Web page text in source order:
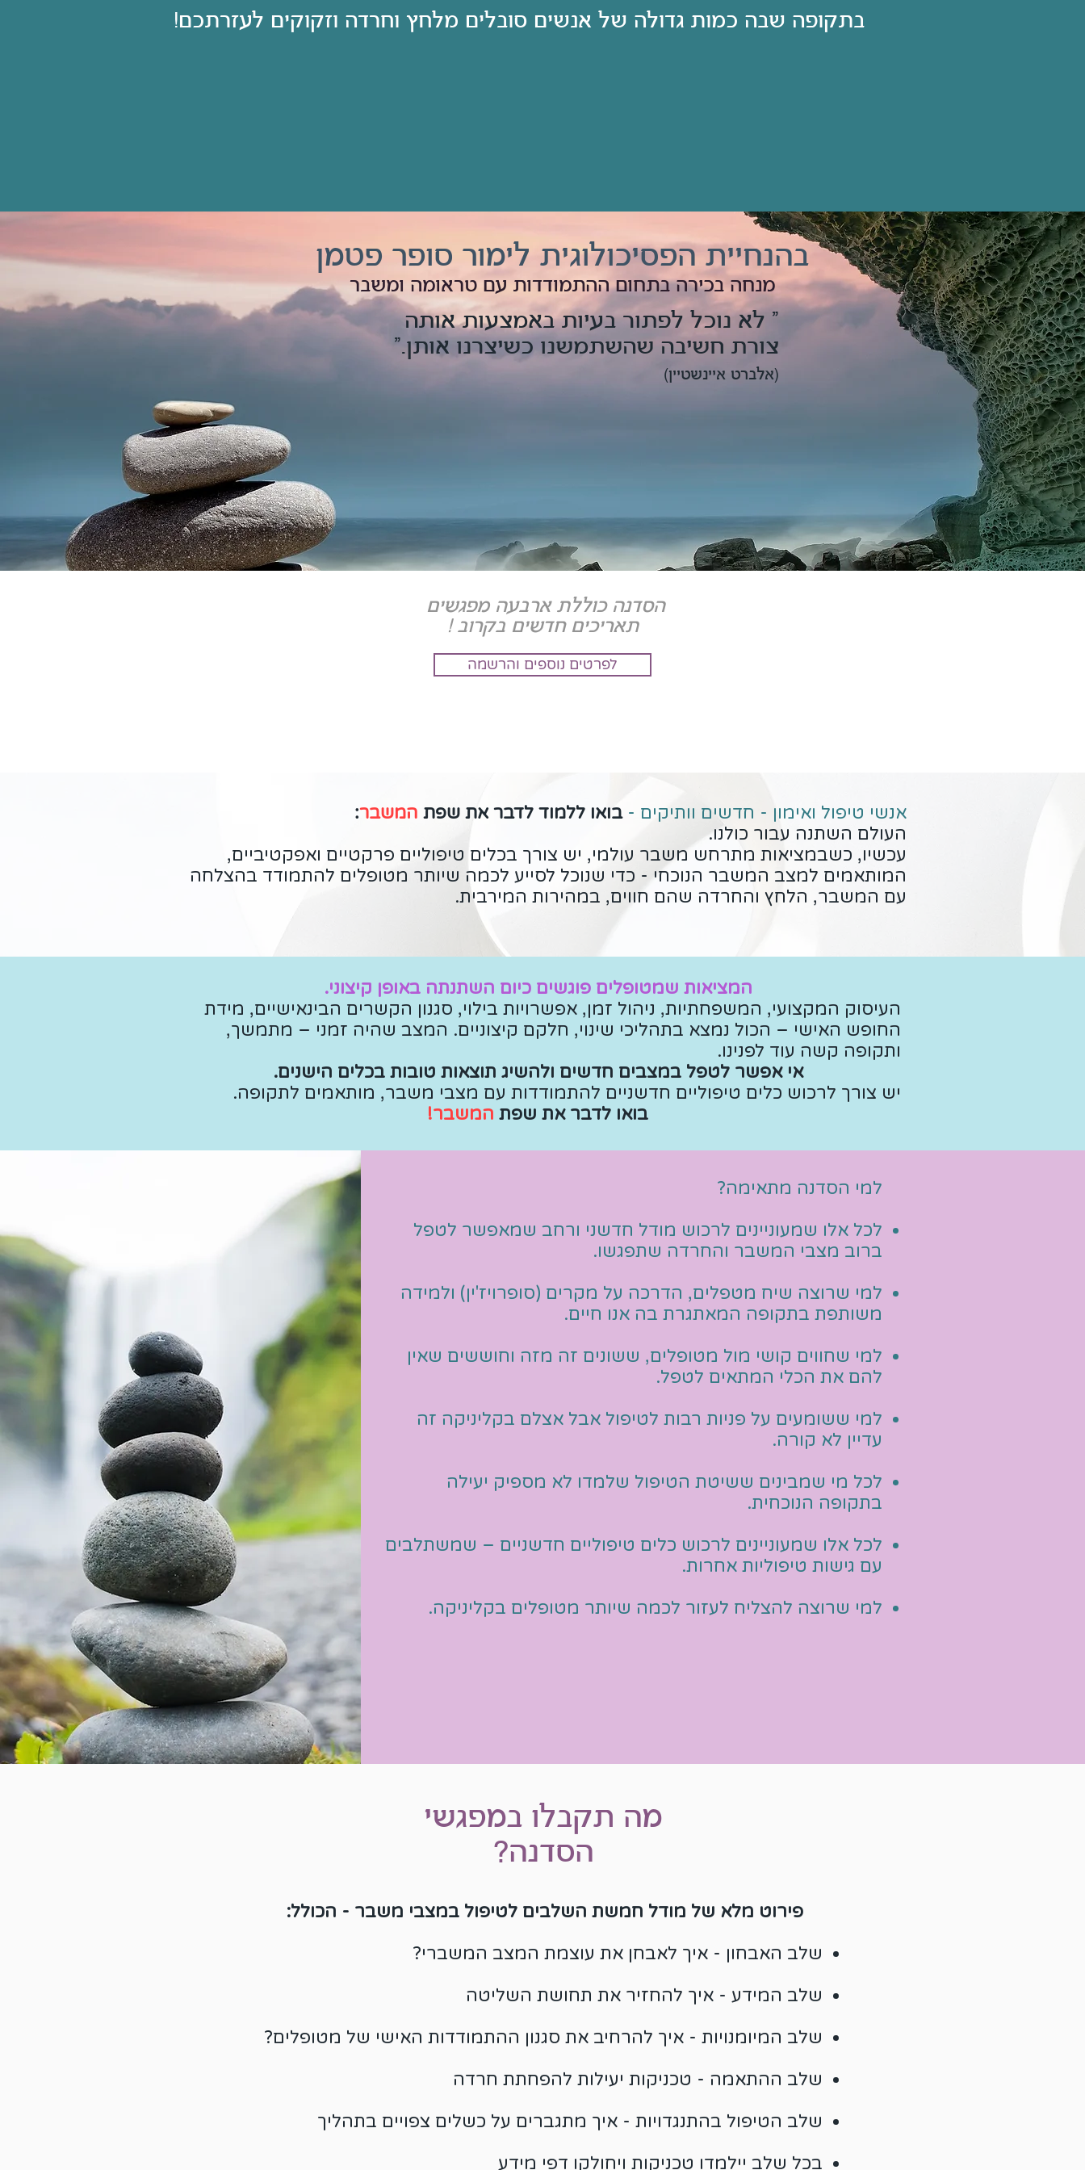
בהנחיית הפסיכולוגית לימור סופר פטמן
מנחה בכירה בתחום ההתמודדות עם טראומה ומשבר
" לא נוכל לפתור בעיות באמצעות אותה
צורת חשיבה שהשתמשנו כשיצרנו אותן."
(אלברט איינשטיין)
בתקופה שבה כמות גדולה של אנשים סובלים מלחץ וחרדה וזקוקים לעזרתכם!
הסדנה כוללת ארבעה מפגשים
תאריכים חדשים בקרוב !
לפרטים נוספים והרשמה
אנשי טיפול ואימון - חדשים וותיקים -בואו ללמוד לדבר את שפת המשבר:
העולם השתנה עבור כולנו.
עכשיו, כשבמציאות מתרחש משבר עולמי, יש צורך בכלים טיפוליים פרקטיים ואפקטיביים,
המותאמים למצב המשבר הנוכחי - כדי שנוכל לסייע לכמה שיותר מטופלים להתמודד בהצלחה
עם המשבר, הלחץ והחרדה שהם חווים, במהירות המירבית.
המציאות שמטופלים פוגשים כיום השתנתה באופן קיצוני.
העיסוק המקצועי, המשפחתיות, ניהול זמן, אפשרויות בילוי, סגנון הקשרים הבינאישיים, מידת
החופש האישי – הכול נמצא בתהליכי שינוי, חלקם קיצוניים. המצב שהיה זמני – מתמשך,
ותקופה קשה עוד לפנינו.
אי אפשר לטפל במצבים חדשים ולהשיג תוצאות טובות בכלים הישנים.
יש צורך לרכוש כלים טיפוליים חדשניים להתמודדות עם מצבי משבר, מותאמים לתקופה.
בואו לדבר את שפת המשבר!
​למי הסדנה מתאימה?
לכל אלו שמעוניינים לרכוש מודל חדשני ורחבשמאפשר לטפל
ברוב מצבי המשבר והחרדה שתפגשו.
למי שרוצה שיח מטפלים, הדרכה על מקרים (סופרויז'ין) ולמידה
משותפת בתקופה המאתגרת בה אנו חיים.
למי שחווים קושי מול מטופלים, ששונים זה מזה וחוששים שאין
להם את הכלי המתאים לטפל.
למי ששומעים על פניות רבות לטיפול אבל אצלם בקליניקה זה
עדיין לא קורה.
לכל מי שמבינים ששיטת הטיפול שלמדו לא מספיק יעילה
בתקופה הנוכחית.
לכל אלו שמעוניינים לרכוש כלים טיפוליים חדשניים – שמשתלבים
עם גישות טיפוליות אחרות.
למי שרוצה להצליח לעזור לכמה שיותר מטופלים בקליניקה.
מה תקבלו במפגשי
הסדנה?
פירוט מלא של מודל חמשת השלבים לטיפול במצבי משבר - הכולל:
שלב האבחון - איך לאבחן את עוצמת המצב המשברי?
שלב המידע - איך להחזיר את תחושת השליטה
שלב המיומנויות - איך להרחיב את סגנון ההתמודדות האישי של מטופלים?
שלב ההתאמה - טכניקות יעילות להפחתת חרדה
שלב הטיפול בהתנגדויות - איך מתגברים על כשלים צפויים בתהליך
בכל שלב יילמדו טכניקות ויחולקו דפי מידע